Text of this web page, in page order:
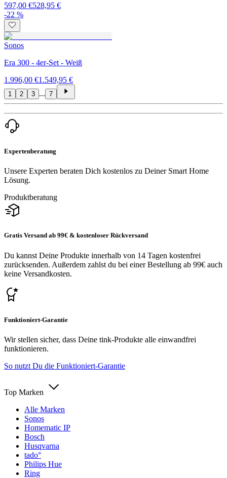
597,00 €528,95 €
-22 %
Sonos
Era 300 - 4er-Set - Weiß
1.996,00 €1.549,95 €
1 2 3 ... 7
Expertenberatung
Unsere Experten beraten Dich kostenlos zu Deiner Smart Home
Lösung.
Produktberatung
Gratis Versand ab 99€ & kostenloser Rückversand
Du kannst Deine Produkte innerhalb von 14 Tagen kostenfrei
zurücksenden. Außerdem zahlst du bei einer Bestellung ab 99€ auch
keine Versandkosten.
Funktioniert-Garantie
Wir stellen sicher, dass Deine tink-Produkte alle einwandfrei
funktionieren.
So nutzt Du die Funktioniert-Garantie
Top Marken
Alle Marken
Sonos
Homematic IP
Bosch
Husqvarna
tado°
Philips Hue
Ring